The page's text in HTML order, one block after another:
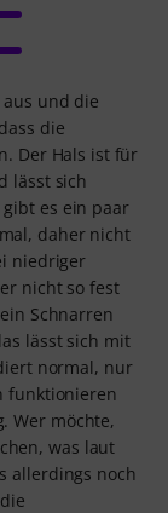
und die
die
Der Hals ist für
lässt sich
es ein paar
daher nicht
niedriger
nicht so fest
Schnarren
lässt sich mit
normal, nur
funktionieren
Wer möchte,
was laut
allerdings noch